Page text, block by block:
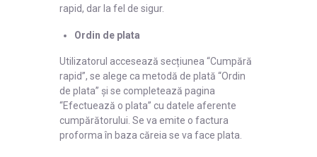
rapid, dar la fel de sigur.
Ordin de plata
Utilizatorul accesează secțiunea “Cumpără
rapid”, se alege ca metodă de plată “Ordin
de plata” și se completează pagina
“Efectuează o plata” cu datele aferente
cumpărătorului. Se va emite o factura
proforma în baza căreia se va face plata.